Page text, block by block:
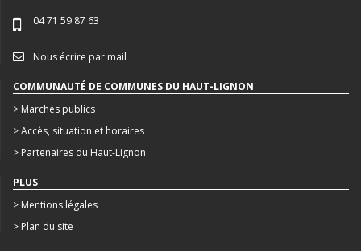
04 71 59 87 63
Nous écrire par mail
COMMUNAUTÉ DE COMMUNES DU HAUT-LIGNON
> Marchés publics
> Accès, situation et horaires
> Partenaires du Haut-Lignon
PLUS
> Mentions légales
> Plan du site